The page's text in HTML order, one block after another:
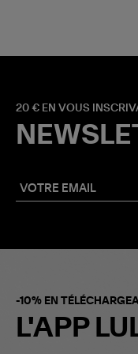
20 € EN VOUS
-10% EN
L'APP